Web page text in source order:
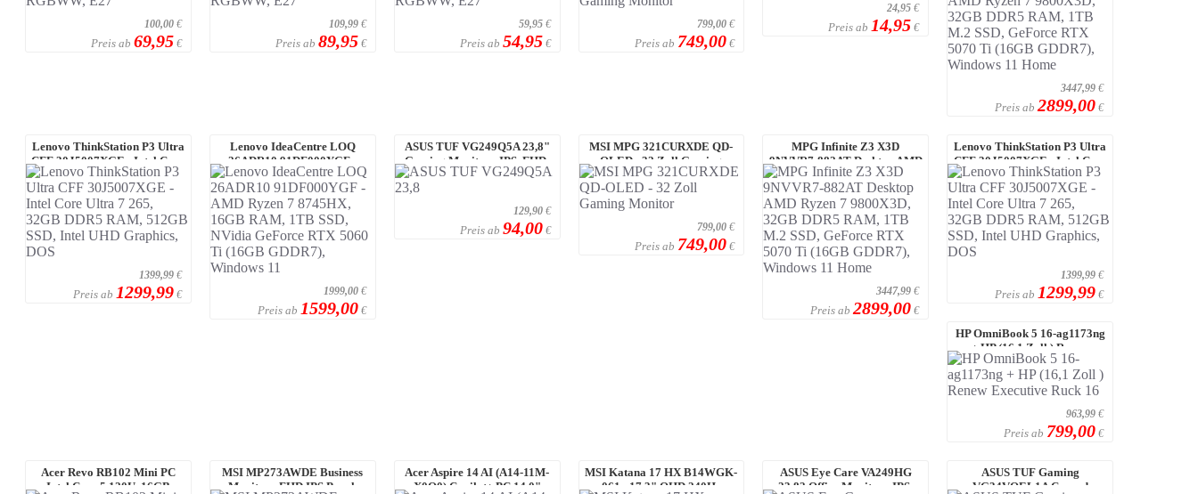
100,00€
Preis ab 69,95 €
109,99€
Preis ab 89,95 €
59,95€
Preis ab 54,95 €
799,00 €
Preis ab 749,00 €
24,95 €
Preis ab 14,95 €
3447,99 €
Preis ab 2899,00 €
Lenovo ThinkStation P3 Ultra
CFF 30J5007XGE - Intel Core
Ultra 7 ...
1399,99€
Preis ab 1299,99€
Lenovo IdeaCentre LOQ
26ADR10 91DF000YGF -
AMD Ryzen 7 8745HX, 1 ...
1999,00€
Preis ab 1599,00€
ASUS TUF VG249Q5A 23,8"
Gaming Monitor - IPS, FHD,
200Hz 200Hz
129,90€
Preis ab 94,00€
MSI MPG 321CURXDE QD-
OLED - 32 Zoll Gaming
Monitor
799,00 €
Preis ab 749,00 €
MPG Infinite Z3 X3D
9NVVR7-882AT Desktop AMD
Ryzen 7 9800X3D, 32 ...
3447,99 €
Preis ab 2899,00 €
Lenovo ThinkStation P3 Ultra
CFF 30J5007XGE - Intel Core
Ultra 7 ...
1399,99 €
Preis ab 1299,99 €
HP OmniBook 5 16-ag1173ng
+ HP (16,1 Zoll ) Renew
Executive Ruck ...
963,99 €
Preis ab 799,00 €
Acer Revo RB102 Mini PC
Intel Core 5 120U, 16GB
MSI MP273AWDE Business
Monitor - FHD IPS Panel,
Acer Aspire 14 AI (A14-11M-
X0Q0) Copilot+ PC 14,0"
MSI Katana 17 HX B14WGK-
061 - 17,3" QHD 240Hz
ASUS Eye Care VA249HG
23,8? Office Monitor - IPS,
ASUS TUF Gaming
VG34VQEL1A Curved